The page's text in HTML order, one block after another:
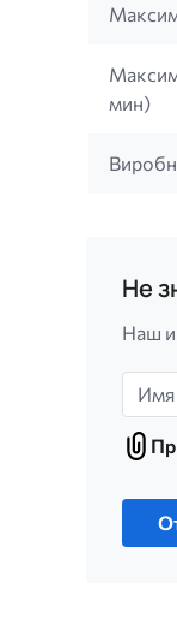
мин)
Не
Наш
Имя
один
файл.